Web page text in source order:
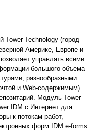
Tower Technology (город
Америке, Европе и
управлять всеми
большого объема
разнообразными
и Web-содержимым).
Модуль Tower
IDM с Интернет для
к потокам работ,
форм IDM e-forms